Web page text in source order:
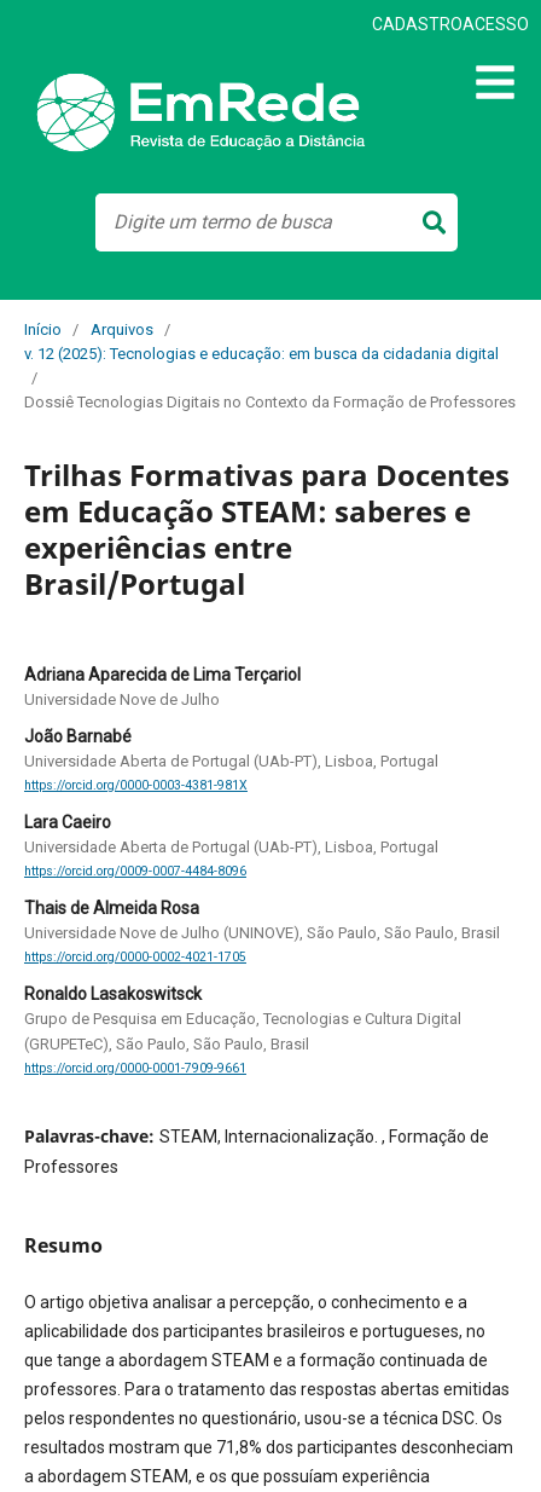
CADASTROACESSO
Início / Arquivos
/
v. 12 (2025): Tecnologias e educação: em busca da cidadania digital
/
Dossiê Tecnologias Digitais no Contexto da Formação de Professores
Trilhas Formativas para Docentes
em Educação STEAM: saberes e
experiências entre
Brasil/Portugal
Adriana Aparecida de Lima Terçariol
Universidade Nove de Julho
João Barnabé
Universidade Aberta de Portugal (UAb-PT), Lisboa, Portugal
https://orcid.org/0000-0003-4381-981X
Lara Caeiro
Universidade Aberta de Portugal (UAb-PT), Lisboa, Portugal
https://orcid.org/0009-0007-4484-8096
Thais de Almeida Rosa
Universidade Nove de Julho (UNINOVE), São Paulo, São Paulo, Brasil
https://orcid.org/0000-0002-4021-1705
Ronaldo Lasakoswitsck
Grupo de Pesquisa em Educação, Tecnologias e Cultura Digital
(GRUPETeC), São Paulo, São Paulo, Brasil
https://orcid.org/0000-0001-7909-9661
Palavras-chave: STEAM, Internacionalização. , Formação de
Professores
Resumo
O artigo objetiva analisar a percepção, o conhecimento e a
aplicabilidade dos participantes brasileiros e portugueses, no
que tange a abordagem STEAM e a formação continuada de
professores. Para o tratamento das respostas abertas emitidas
pelos respondentes no questionário, usou-se a técnica DSC. Os
resultados mostram que 71,8% dos participantes desconheciam
a abordagem STEAM, e os que possuíam experiência